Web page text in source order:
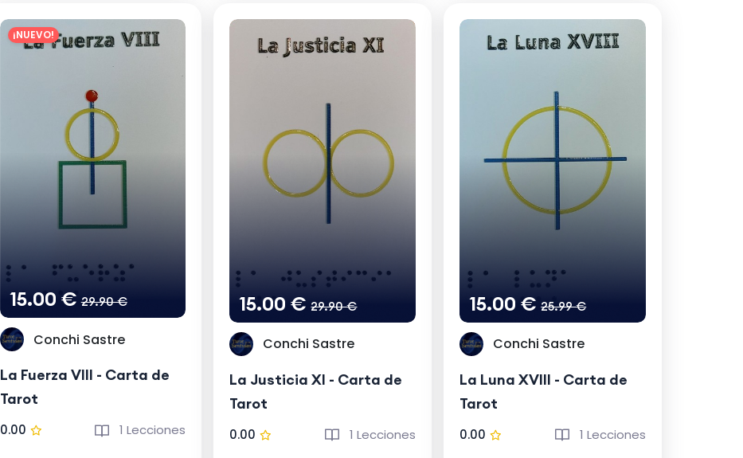
¡NUEVO!
15.00 €29.90 €
Conchi Sastre
La Fuerza VIII - Carta de
Tarot
0.00 1 Lecciones
15.00 €29.90 €
Conchi Sastre
La Justicia XI - Carta de
Tarot
0.00
1 Lecciones
15.00 €25.99 €
Conchi Sastre
La Luna XVIII - Carta de
Tarot
0.00
1 Lecciones